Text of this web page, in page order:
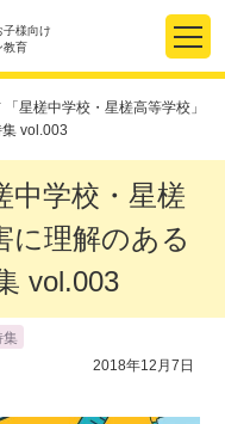
子様向け
教育
星槎中学校・星槎高等学校」
vol.003
中学校・星槎
に理解のある
vol.003
集
2018年12月7日